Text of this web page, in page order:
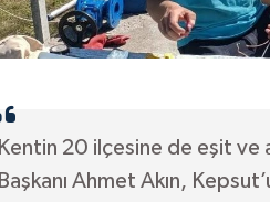
Kentin 20 ilçesine de eşit ve
Başkanı Ahmet Akın,